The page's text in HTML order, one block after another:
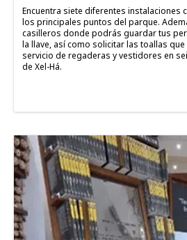
Encuentra siete diferentes instalaciones
los principales puntos del parque.
casilleros donde podrás guardar tus
la llave, así como solicitar las toallas
servicio de regaderas y vestidores en
de Xel-Há.